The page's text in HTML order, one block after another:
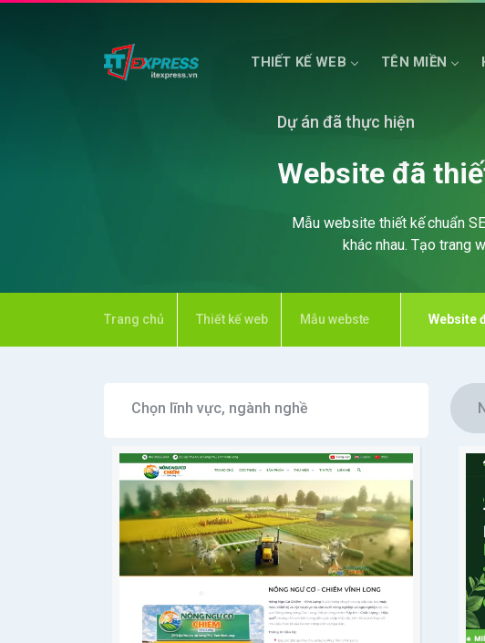
THIẾT KẾ WEB TÊN MIỀN
HOSTING WEB
MÁY CHỦ PHỔ THÔNG
Dự án đã thực hiện
Website đã
Mẫu website thiết kế chuẩn
khác nhau. Tạo trang
Trang chủ Thiết kế web Mẫu webste Website
Chọn lĩnh vực, ngành nghề